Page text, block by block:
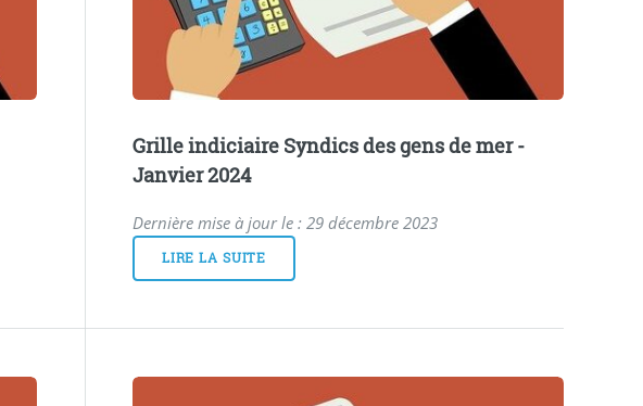
Grille indiciaire Syndics des gens de mer -
Janvier 2024
Dernière mise à jour le : 29 décembre 2023
LIRE LA SUITE